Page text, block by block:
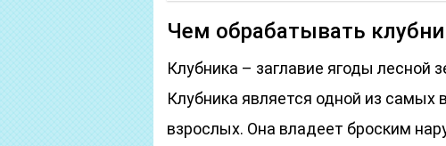
Чем обрабатывать
Клубника – заглавие ягоды лесной
Клубника является одной из самых
взрослых. Она владеет броским